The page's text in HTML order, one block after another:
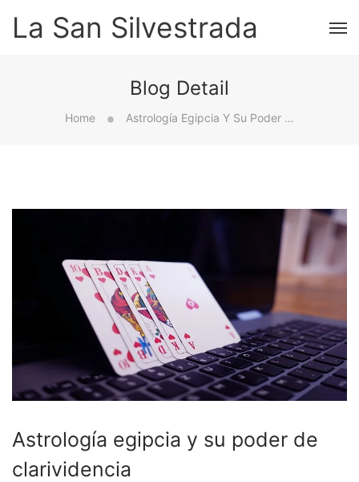
La San Silvestrada
Blog Detail
Home Astrología Egipcia Y Su Poder De Clarividencia
Astrología egipcia y su poder de
clarividencia